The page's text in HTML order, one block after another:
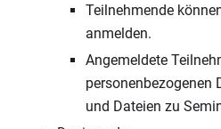
Teilnehmende
anmelden.
Angemeldete
personenbezogenen
und Dateien zu